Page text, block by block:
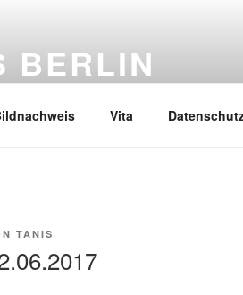
BERLIN
Vita
TANIS